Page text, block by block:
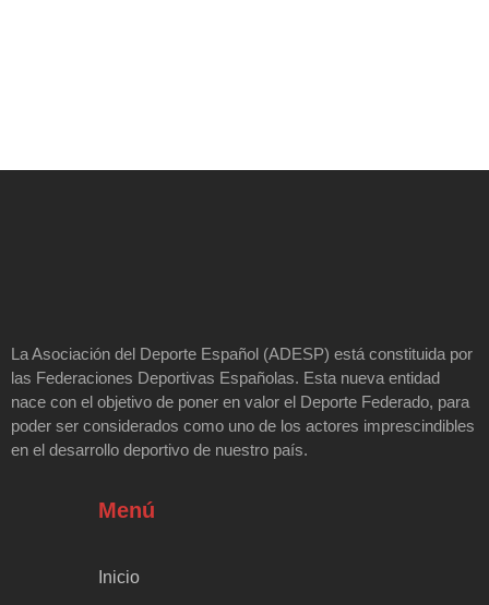
La Asociación del Deporte Español (ADESP) está constituida por
las Federaciones Deportivas Españolas. Esta nueva entidad
nace con el objetivo de poner en valor el Deporte Federado, para
poder ser considerados como uno de los actores imprescindibles
en el desarrollo deportivo de nuestro país.
Menú
Inicio